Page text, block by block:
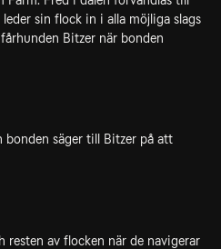
sin flock in i alla möjliga slags
Bitzer när bonden
bonden säger till Bitzer på att
resten av flocken när de navigerar